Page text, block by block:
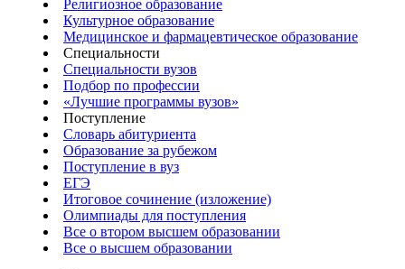
Религиозное образование
Культурное образование
Медицинское и фармацевтическое образование
Специальности
Специальности вузов
Подбор по профессии
«Лучшие программы вузов»
Поступление
Словарь абитуриента
Образование за рубежом
Поступление в вуз
ЕГЭ
Итоговое сочинение (изложение)
Олимпиады для поступления
Все о втором высшем образовании
Все о высшем образовании